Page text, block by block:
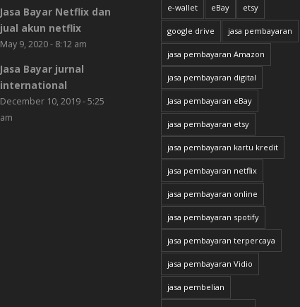
Jasa Bayar Netflix dan
jual akun netflix
May 9, 2020 - 8:12 am
Jasa Bayar jurnal
international
December 10, 2019 - 5:25
am
e-wallet eBay etsy
google drive jasa pembayaran
jasa pembayaran Amazon
jasa pembayaran digital
Jasa pembayaran eBay
jasa pembayaran etsy
jasa pembayaran kartu kredit
jasa pembayaran netflix
jasa pembayaran online
jasa pembayaran spotify
jasa pembayaran terpercaya
jasa pembayaran Vidio
jasa pembelian